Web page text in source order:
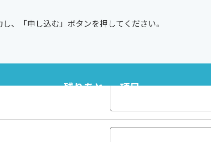
、「申し込む」ボタンを押してください。
残りあと 項目